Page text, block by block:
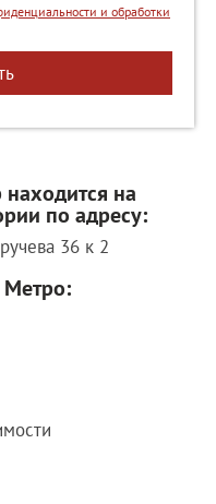
и обработки
на
по адресу:
36 к 2